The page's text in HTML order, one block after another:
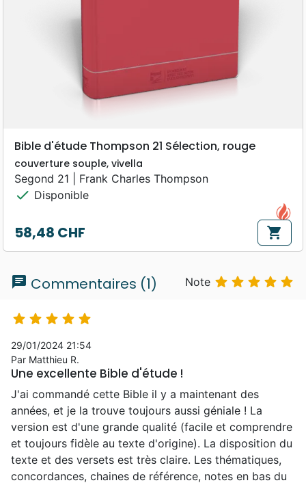
Bible d'étude Thompson 21 Sélection, rouge
couverture souple, vivella
Segond 21 | Frank Charles Thompson
check Disponible
Prix
58,48 CHF shopping_cart
chat Commentaires (1) Note     
    
29/01/2024 21:54
Par Matthieu R.
Une excellente Bible d'étude !
J'ai commandé cette Bible il y a maintenant des
années, et je la trouve toujours aussi géniale ! La
version est d'une grande qualité (facile et comprendre
et toujours fidèle au texte d'origine). La disposition du
texte et des versets est très claire. Les thématiques,
concordances, chaines de référence, notes en bas du